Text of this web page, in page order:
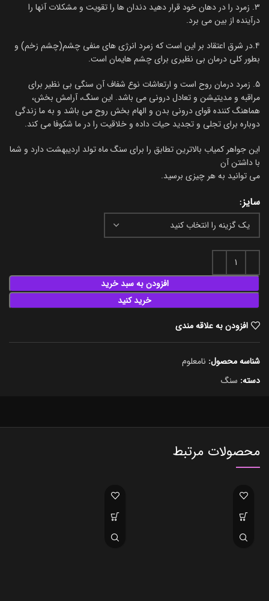
۳. زمرد را در دهان خود قرار دهید دندان ها را تقویت و مشکلات آنها را
درآینده از بین می برد.
۴.در شرق اعتقاد بر این است که زمرد انرژی های منفی چشم(چشم زخم) و
بطور کلی درمان بی نظیری برای چشم هایمان است.
۵. زمرد درمان روح است و ارتعاشات نوع شفاف آن سنگی بی نظیر برای
مراقبه و مدیتیشن و تعادل درونی می باشد. این سنگ، آرامش بخش،
هماهنگ کننده قوای درونی بدن و الهام بخش روح می باشد و به ما زندگی
دوباره برای تجلی و تجدید حیات داده و خلاقیت را در ما شکوفا می کند.
این جواهر کمیاب بالاترین تطابق را برای سنگ ماه تولد اردیبهشت دارد و شما
با داشتن آن
می توانید به هر چیزی برسید.
سایز
افزودن به سبد خرید
خرید کنید
افزودن به علاقه مندی
شناسه محصول: نامعلوم
دسته: سنگ
محصولات مرتبط